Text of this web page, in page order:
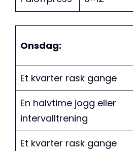
Onsdag:
Et kvarter rask gange
En halvtime jogg eller
intervalltrening
Et kvarter rask gange